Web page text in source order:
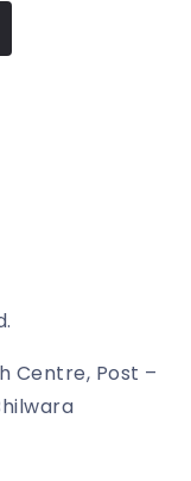
Centre, Post –